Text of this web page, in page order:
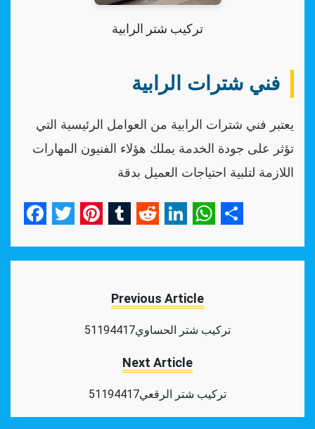
تركيب شتر الرابية
فني شترات الرابية
يعتبر فني شترات الرابية من العوامل الرئيسية التي
تؤثر على جودة الخدمة يملك هؤلاء الفنيون المهارات
اللازمة لتلبية احتياجات العميل بدقة
Previous Article
تركيب شتر الحساوي51194417
Next Article
تركيب شتر الرقعي51194417